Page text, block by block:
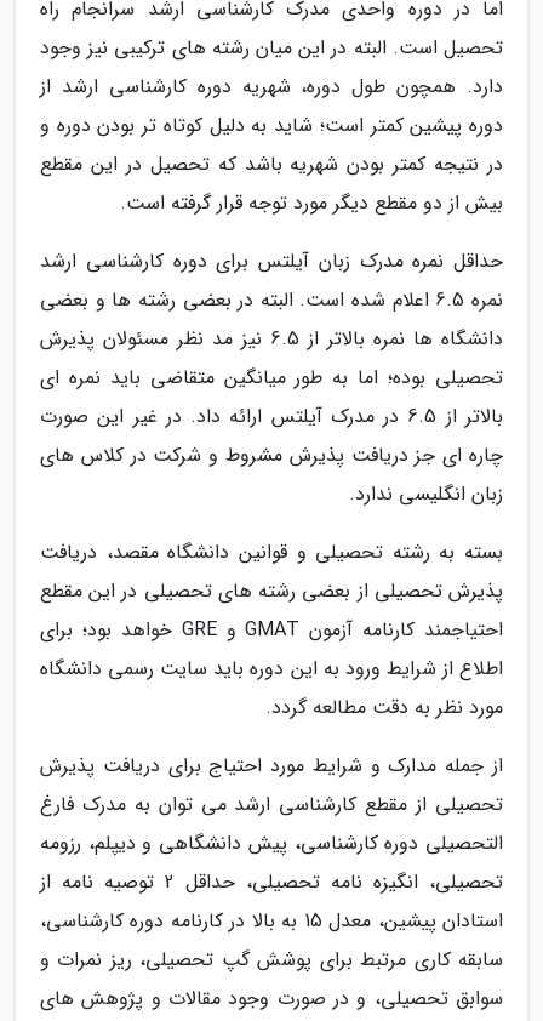
اما در دوره واحدی مدرک کارشناسی ارشد سرانجام راه
تحصیل است. البته در این میان رشته های ترکیبی نیز وجود
دارد. همچون طول دوره، شهریه دوره کارشناسی ارشد از
دوره پیشین کمتر است؛ شاید به دلیل کوتاه تر بودن دوره و
در نتیجه کمتر بودن شهریه باشد که تحصیل در این مقطع
بیش از دو مقطع دیگر مورد توجه قرار گرفته است.
حداقل نمره مدرک زبان آیلتس برای دوره کارشناسی ارشد
نمره 6.5 اعلام شده است. البته در بعضی رشته ها و بعضی
دانشگاه ها نمره بالاتر از 6.5 نیز مد نظر مسئولان پذیرش
تحصیلی بوده؛ اما به طور میانگین متقاضی باید نمره ای
بالاتر از 6.5 در مدرک آیلتس ارائه داد. در غیر این صورت
چاره ای جز دریافت پذیرش مشروط و شرکت در کلاس های
زبان انگلیسی ندارد.
بسته به رشته تحصیلی و قوانین دانشگاه مقصد، دریافت
پذیرش تحصیلی از بعضی رشته های تحصیلی در این مقطع
احتیاجمند کارنامه آزمون GMAT و GRE خواهد بود؛ برای
اطلاع از شرایط ورود به این دوره باید سایت رسمی دانشگاه
مورد نظر به دقت مطالعه گردد.
از جمله مدارک و شرایط مورد احتیاج برای دریافت پذیرش
تحصیلی از مقطع کارشناسی ارشد می توان به مدرک فارغ
التحصیلی دوره کارشناسی، پیش دانشگاهی و دیپلم، رزومه
تحصیلی، انگیزه نامه تحصیلی، حداقل 2 توصیه نامه از
استادان پیشین، معدل 15 به بالا در کارنامه دوره کارشناسی،
سابقه کاری مرتبط برای پوشش گپ تحصیلی، ریز نمرات و
سوابق تحصیلی، و در صورت وجود مقالات و پژوهش های